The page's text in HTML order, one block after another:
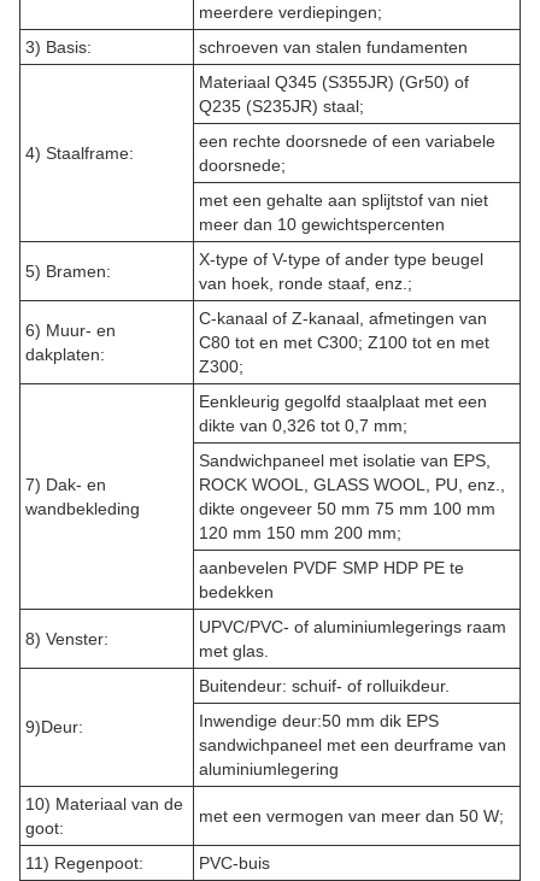
meerdere verdiepingen;
3) Basis:
schroeven van stalen fundamenten
4) Staalframe:
Materiaal Q345 (S355JR) (Gr50) of
Q235 (S235JR) staal;
een rechte doorsnede of een variabele
doorsnede;
met een gehalte aan splijtstof van niet
meer dan 10 gewichtspercenten
5) Bramen:
X-type of V-type of ander type beugel
van hoek, ronde staaf, enz.;
6) Muur- en
dakplaten:
C-kanaal of Z-kanaal, afmetingen van
C80 tot en met C300; Z100 tot en met
Z300;
7) Dak- en
wandbekleding
Eenkleurig gegolfd staalplaat met een
dikte van 0,326 tot 0,7 mm;
Sandwichpaneel met isolatie van EPS,
ROCK WOOL, GLASS WOOL, PU, enz.,
dikte ongeveer 50 mm 75 mm 100 mm
120 mm 150 mm 200 mm;
aanbevelen PVDF SMP HDP PE te
bedekken
8) Venster:
UPVC/PVC- of aluminiumlegerings raam
met glas.
9)Deur:
Buitendeur: schuif- of rolluikdeur.
Inwendige deur:50 mm dik EPS
sandwichpaneel met een deurframe van
aluminiumlegering
10) Materiaal van de
goot:
met een vermogen van meer dan 50 W;
11) Regenpoot: PVC-buis